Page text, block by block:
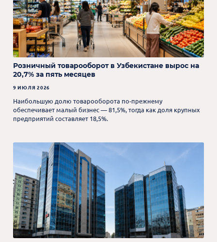
Розничный товарооборот в Узбекистане вырос на
20,7% за пять месяцев
9 ИЮЛЯ 2026
Наибольшую долю товарооборота по-прежнему
обеспечивает малый бизнес — 81,5%, тогда как доля крупных
предприятий составляет 18,5%.